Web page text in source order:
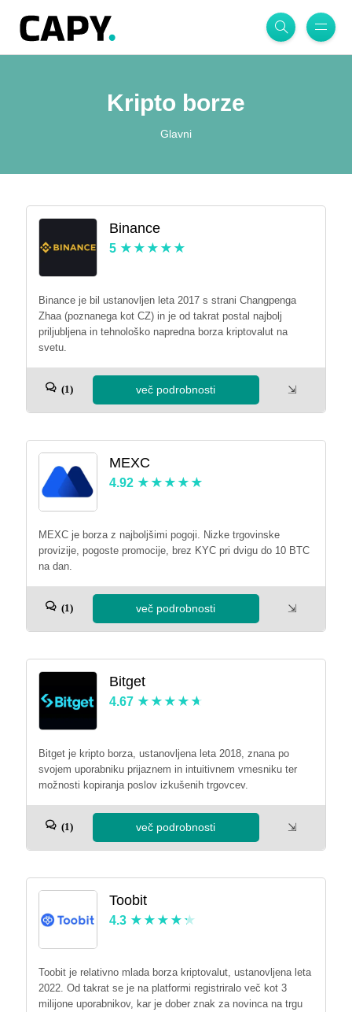
Kripto borze
Glavni
Binance
5
Binance je bil ustanovljen leta 2017 s strani Changpenga
Zhaa (poznanega kot CZ) in je od takrat postal najbolj
priljubljena in tehnološko napredna borza kriptovalut na
svetu.
(1) več podrobnosti ⇲
MEXC
4.92
MEXC je borza z najboljšimi pogoji. Nizke trgovinske
provizije, pogoste promocije, brez KYC pri dvigu do 10 BTC
na dan.
(1) več podrobnosti ⇲
Bitget
4.67
Bitget je kripto borza, ustanovljena leta 2018, znana po
svojem uporabniku prijaznem in intuitivnem vmesniku ter
možnosti kopiranja poslov izkušenih trgovcev.
(1) več podrobnosti ⇲
Toobit
4.3
Toobit je relativno mlada borza kriptovalut, ustanovljena leta
2022. Od takrat se je na platformi registriralo več kot 3
milijone uporabnikov, kar je dober znak za novinca na trgu